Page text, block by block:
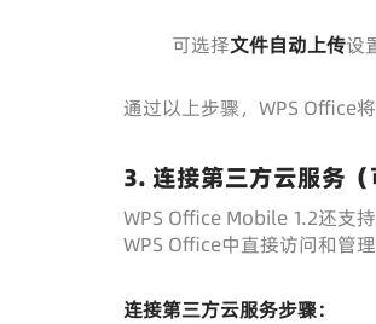
可选择文件自动上传设
通过以上步骤，WPS Office
3. 连接第三方云服务（
WPS Office Mobile 1.2还支
WPS Office中直接访问和管
连接第三方云服务步骤：